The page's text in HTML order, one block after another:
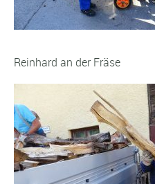
Reinhard an der Fräse